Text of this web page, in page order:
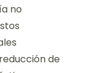
no
de